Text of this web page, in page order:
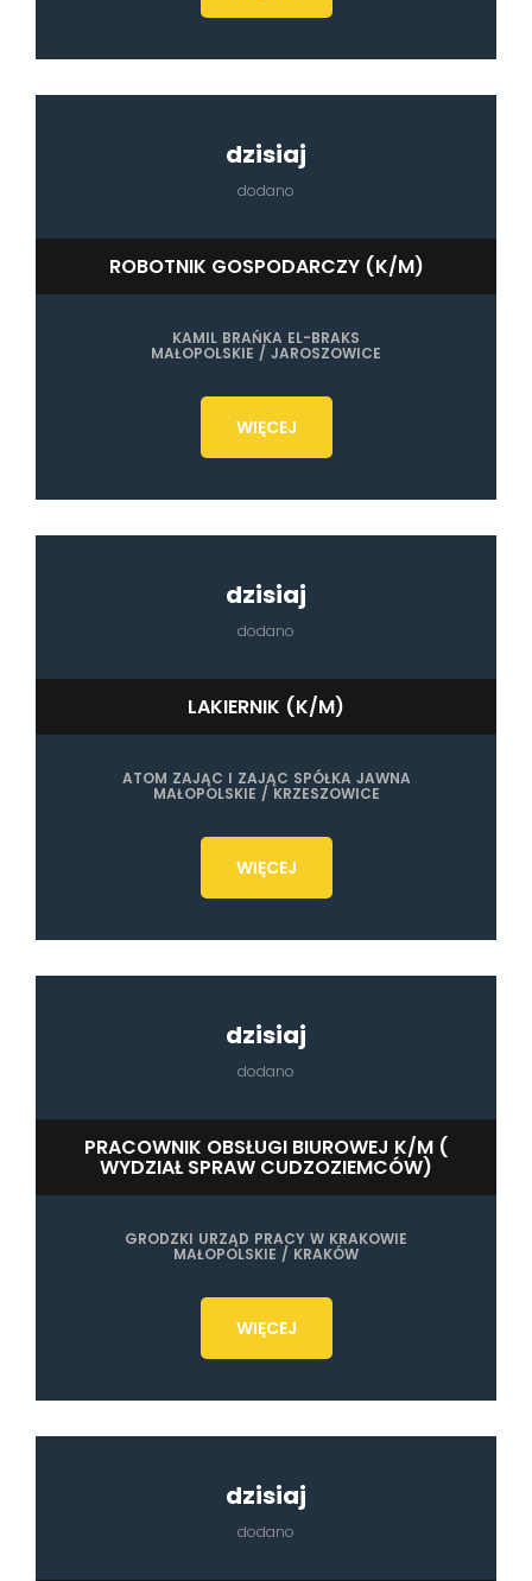
dzisiaj
dodano
ROBOTNIK GOSPODARCZY (K/M)
KAMIL BRAŃKA EL-BRAKS
MAŁOPOLSKIE / JAROSZOWICE
WIĘCEJ
dzisiaj
dodano
LAKIERNIK (K/M)
ATOM ZAJĄC I ZAJĄC SPÓŁKA JAWNA
MAŁOPOLSKIE / KRZESZOWICE
WIĘCEJ
dzisiaj
dodano
PRACOWNIK OBSŁUGI BIUROWEJ K/M (
WYDZIAŁ SPRAW CUDZOZIEMCÓW)
GRODZKI URZĄD PRACY W KRAKOWIE
MAŁOPOLSKIE / KRAKÓW
WIĘCEJ
dzisiaj
dodano